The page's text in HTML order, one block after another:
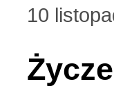
10